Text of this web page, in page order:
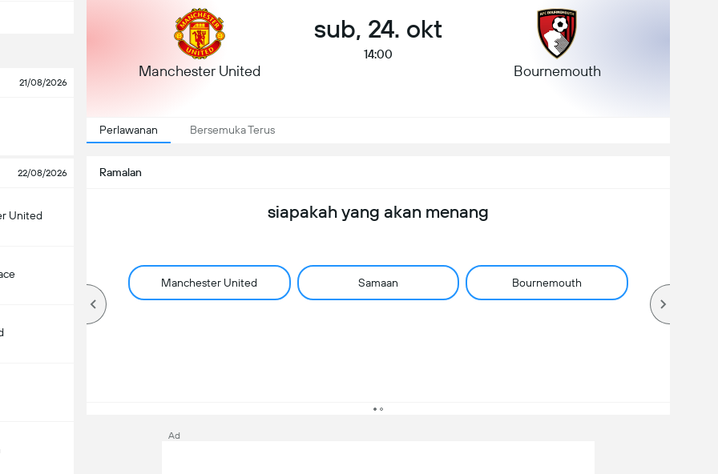
21/08/2026
22/08/2026
United
Manchester United
sub, 24. okt
14:00
Bournemouth
Perlawanan Bersemuka Terus
Ramalan
siapakah yang akan menang
Manchester United Samaan Bournemouth
Ad